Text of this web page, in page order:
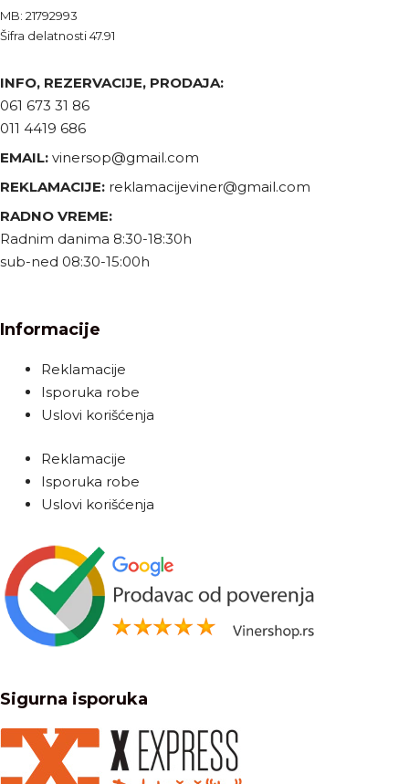
MB: 21792993
Šifra delatnosti 47.91
INFO, REZERVACIJE, PRODAJA:
061 673 31 86
011 4419 686
EMAIL: vinersop@gmail.com
REKLAMACIJE: reklamacijeviner@gmail.com
RADNO VREME:
Radnim danima 8:30-18:30h
sub-ned 08:30-15:00h
Informacije
Reklamacije
Isporuka robe
Uslovi korišćenja
Reklamacije
Isporuka robe
Uslovi korišćenja
Sigurna isporuka